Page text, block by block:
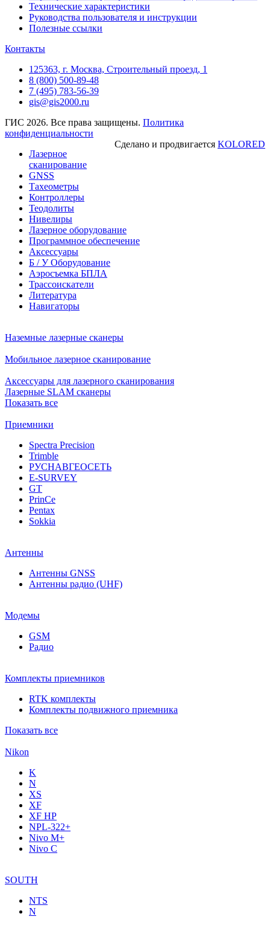
Технические характеристики
Руководства пользователя и инструкции
Полезные ссылки
Контакты
125363, г. Москва, Строительный проезд, 1
8 (800) 500-89-48
7 (495) 783-56-39
gis@gis2000.ru
ГИС 2026. Все права защищены. Политика
конфиденциальности
Сделано и продвигается KOLORED
Лазерное
сканирование
GNSS
Тахеометры
Контроллеры
Теодолиты
Нивелиры
Лазерное оборудование
Программное обеспечение
Аксессуары
Б / У Оборудование
Аэросъемка БПЛА
Трассоискатели
Литература
Навигаторы
Наземные лазерные сканеры
Мобильное лазерное сканирование
Аксессуары для лазерного сканирования
Лазерные SLAM сканеры
Показать все
Приемники
Spectra Precision
Trimble
РУСНАВГЕОСЕТЬ
E-SURVEY
GT
PrinCe
Pentax
Sokkia
Антенны
Антенны GNSS
Антенны радио (UHF)
Модемы
GSM
Радио
Комплекты приемников
RTK комплекты
Комплекты подвижного приемника
Показать все
Nikon
K
N
XS
XF
XF НР
NPL-322+
Nivo M+
Nivo C
SOUTH
NTS
N